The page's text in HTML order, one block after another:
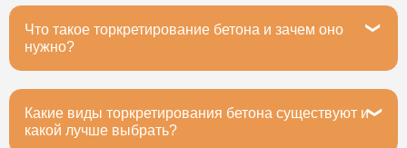
Что такое торкретирование бетона и зачем оно
нужно?
Торкретирование бетона — это метод нанесения
бетонной смеси на поверхность под давлением с
Какие виды торкретирования бетона существуют и
какой лучше выбрать?